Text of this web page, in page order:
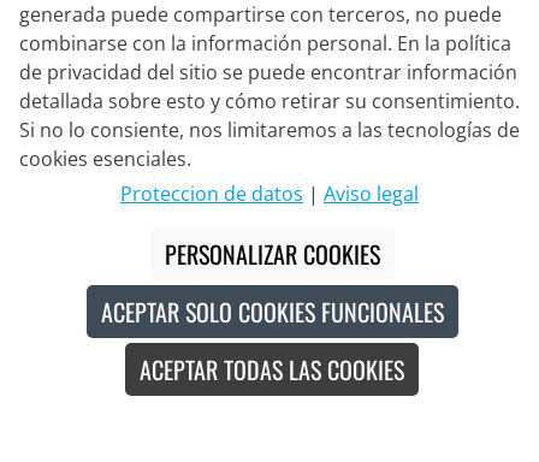
Chat en vivo
Lun. - Vie.: 8:30 - 16:00 (CET)
Whatsapp
Socio de Entrega
generada puede compartirse con terceros, no puede
combinarse con la información personal. En la política
de privacidad del sitio se puede encontrar información
detallada sobre esto y cómo retirar su consentimiento.
Si no lo consiente, nos limitaremos a las tecnologías de
cookies esenciales.
Proteccion de datos | Aviso legal
PERSONALIZAR COOKIES
ACEPTAR SOLO COOKIES FUNCIONALES
ACEPTAR TODAS LAS COOKIES